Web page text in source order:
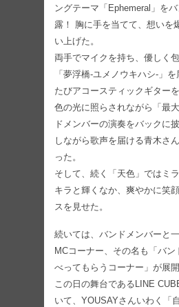
ングテーマ「Ephemeral」を
露！ 胸に手を当てて、想いを
い上げた。
両手でマイクを持ち、優しく
「夢浮橋-ユメノウキハシ-」
たびアコースティックギター
色の光に照らされながら「最
ドメンバーの演奏をバックに
しながら歌声を届ける青木さ
った。
そして、続く「天色」ではミ
キラと輝くなか、爽やかに笑
スを見せた。
続いては、バンドメンバーと
MCコーナー、その名も「バン
べってもらうコーナー」が展開
この日の舞台であるLINE
いて、YOUSAYさんいわく「